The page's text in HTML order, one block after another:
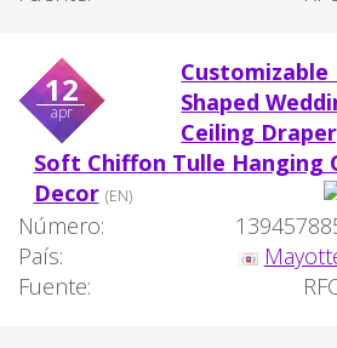
12
apr
Customizable
Shaped
Ceiling
Soft Chiffon Tulle Hanging
Decor (EN)
Número:
País:
Fuente: